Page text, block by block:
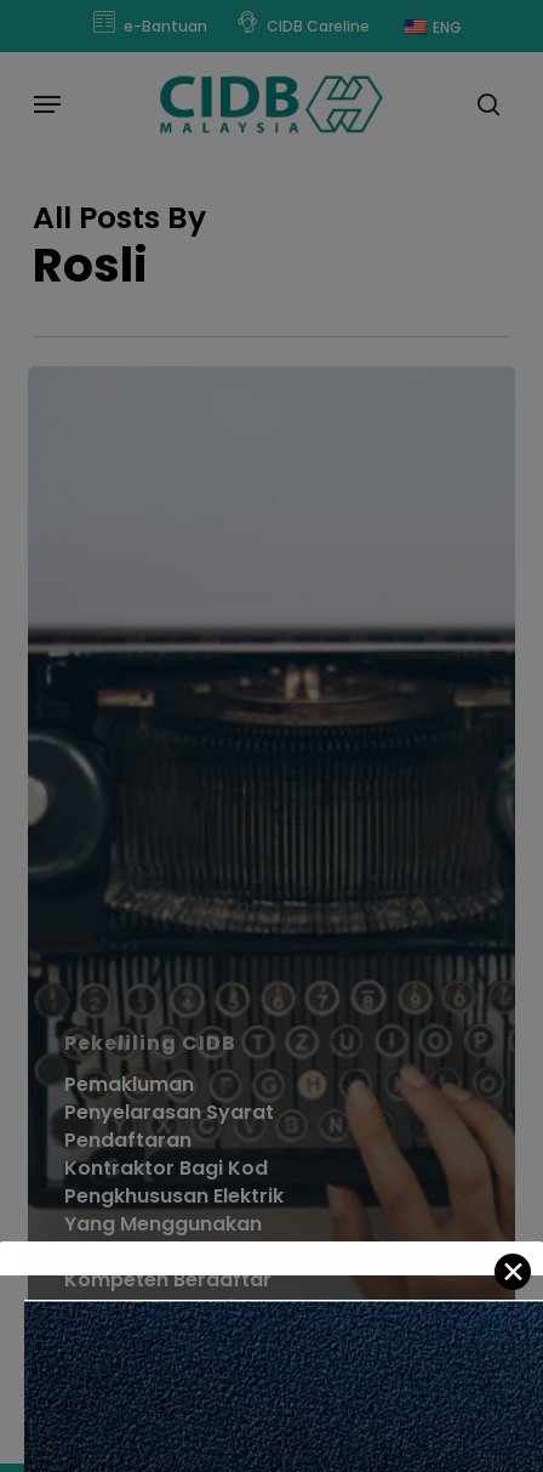
content
e-Bantuan CIDB Careline ENG
Menu
All Posts By
Rosli
Yang
Menggunakan
Kelayakan
Orang
Kompeten
Berdaftar
Dengan
Suruhanjaya
Tenaga
Pekeliling CIDB
Pemakluman
Penyelarasan Syarat
Pendaftaran
Kontraktor Bagi Kod
Pengkhususan Elektrik
Yang Menggunakan
Kompeten Berdaftar
Dengan Suruhanjaya
Tenaga (ST)
✕